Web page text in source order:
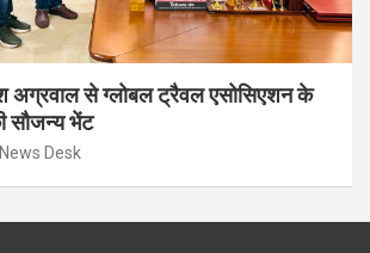
अग्रवाल से ग्लोबल ट्रैवल एसोसिएशन के
सौजन्य भेंट
News Desk